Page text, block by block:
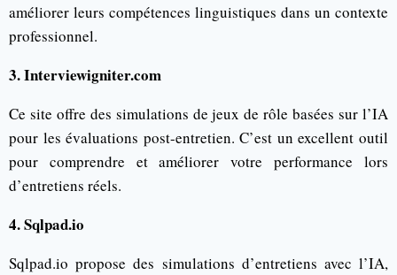
améliorer leurs compétences linguistiques dans un contexte
professionnel.
3. Interviewigniter.com
Ce site offre des simulations de jeux de rôle basées sur l’IA
pour les évaluations post-entretien. C’est un excellent outil
pour comprendre et améliorer votre performance lors
d’entretiens réels.
4. Sqlpad.io
Sqlpad.io propose des simulations d’entretiens avec l’IA,